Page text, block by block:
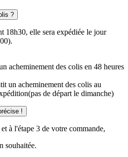
?
18h30, elle sera expédiée le jour
acheminement des colis en 48 heures
un acheminement des colis au
de départ le dimanche)
!
à l'étape 3 de votre commande,
souhaitée.